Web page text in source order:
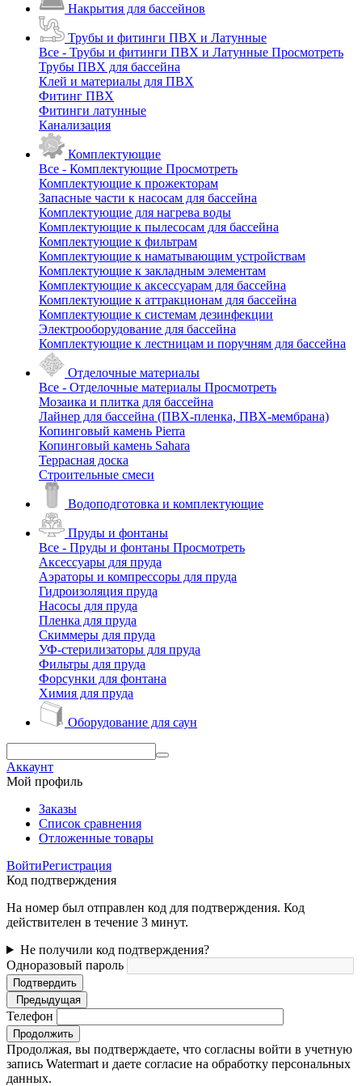
Накрытия для бассейнов
Трубы и фитинги ПВХ и Латунные
Все - Трубы и фитинги ПВХ и Латунные Просмотреть
Трубы ПВХ для бассейна
Клей и материалы для ПВХ
Фитинг ПВХ
Фитинги латунные
Канализация
Комплектующие
Все - Комплектующие Просмотреть
Комплектующие к прожекторам
Запасные части к насосам для бассейна
Комплектующие для нагрева воды
Комплектующие к пылесосам для бассейна
Комплектующие к фильтрам
Комплектующие к наматывающим устройствам
Комплектующие к закладным элементам
Комплектующие к аксессуарам для бассейна
Комплектующие к аттракционам для бассейна
Комплектующие к системам дезинфекции
Электрооборудование для бассейна
Комплектующие к лестницам и поручням для бассейна
Отделочные материалы
Все - Отделочные материалы Просмотреть
Мозаика и плитка для бассейна
Лайнер для бассейна (ПВХ-пленка, ПВХ-мембрана)
Копинговый камень Pierra
Копинговый камень Sahara
Террасная доска
Строительные смеси
Водоподготовка и комплектующие
Пруды и фонтаны
Все - Пруды и фонтаны Просмотреть
Аксессуары для пруда
Аэраторы и компрессоры для пруда
Гидроизоляция пруда
Насосы для пруда
Пленка для пруда
Скиммеры для пруда
УФ-стерилизаторы для пруда
Фильтры для пруда
Форсунки для фонтана
Химия для пруда
Оборудование для саун
Аккаунт
Мой профиль
Заказы
Список сравнения
Отложенные товары
ВойтиРегистрация
Код подтверждения
На номер был отправлен код для подтверждения. Код
действителен в течение 3 минут.
Не получили код подтверждения?
Одноразовый пароль
Подтвердить
Предыдущая
Телефон
Продолжить
Продолжая, вы подтверждаете, что согласны войти в учетную
запись Watermart и даете согласие на обработку персональных
данных.